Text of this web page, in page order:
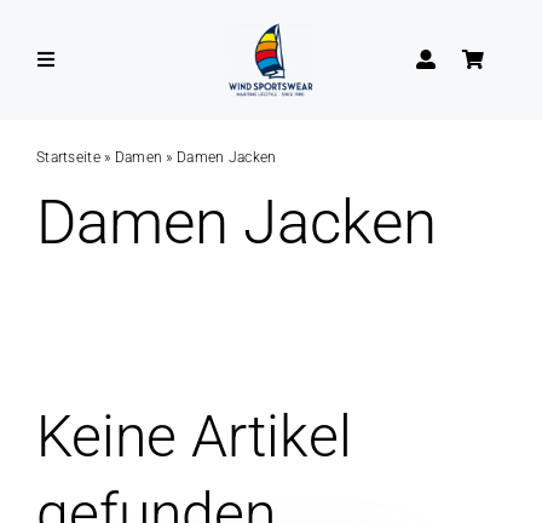
Inhalt
Toggle
DAMEN
HERREN
Startseite» Damen » Damen Jacken
Damen Jacken
Keine Artikel